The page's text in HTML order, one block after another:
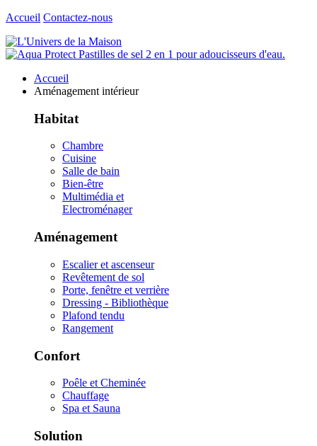
Accueil Contactez-nous
Accueil
Aménagement intérieur
Habitat
Chambre
Cuisine
Salle de bain
Bien-être
Multimédia et
Electroménager
Aménagement
Escalier et ascenseur
Revêtement de sol
Porte, fenêtre et verrière
Dressing - Bibliothèque
Plafond tendu
Rangement
Confort
Poêle et Cheminée
Chauffage
Spa et Sauna
Solution